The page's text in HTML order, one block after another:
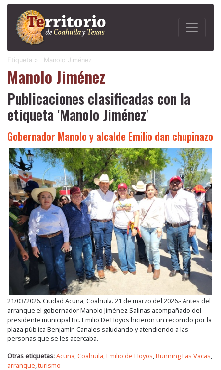
Etiqueta > Manolo Jiménez
Manolo Jiménez
Publicaciones clasificadas con la
etiqueta 'Manolo Jiménez'
Gobernador Manolo y alcalde Emilio dan chupinazo
21/03/2026. Ciudad Acuña, Coahuila. 21 de marzo del 2026.- Antes del
arranque el gobernador Manolo Jiménez Salinas acompañado del
presidente municipal Lic. Emilio De Hoyos hicieron un recorrido por la
plaza pública Benjamín Canales saludando y atendiendo a las
personas que se les acercaba.
Otras etiquetas:Acuña Coahuila Emilio de Hoyos Running Las Vacas
arranque turismo